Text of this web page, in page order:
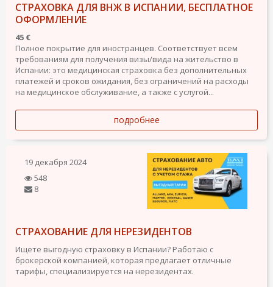
СТРАХОВКА ДЛЯ ВНЖ В ИСПАНИИ, БЕСПЛАТНОЕ
ОФОРМЛЕНИЕ
45 €
Полное покрытие для иностранцев. Соответствует всем
требованиям для получения визы/вида на жительство в
Испании: это медицинская страховка без дополнительных
платежей и сроков ожидания, без ограничений на расходы
на медицинское обслуживание, а также с услугой...
подробнее
19 декабря 2024
548
8
СТРАХОВАНИЕ ДЛЯ НЕРЕЗИДЕНТОВ
Ищете выгодную страховку в Испании? Работаю с
брокерской компанией, которая предлагает отличные
тарифы, специализируется на нерезидентах.